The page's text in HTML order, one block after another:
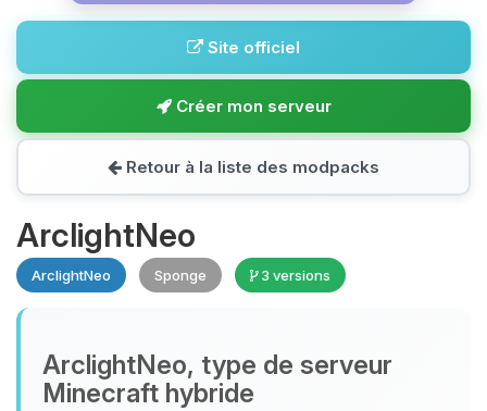
Site officiel
Créer mon serveur
Retour à la liste des modpacks
ArclightNeo
ArclightNeo Sponge 3 versions
ArclightNeo, type de serveur
Minecraft hybride
Youpi, enfin quelqu’un pour me
parler ! Moi c’est Choupy, ton petit
assistant BoxToPlay. Dis-moi ce dont